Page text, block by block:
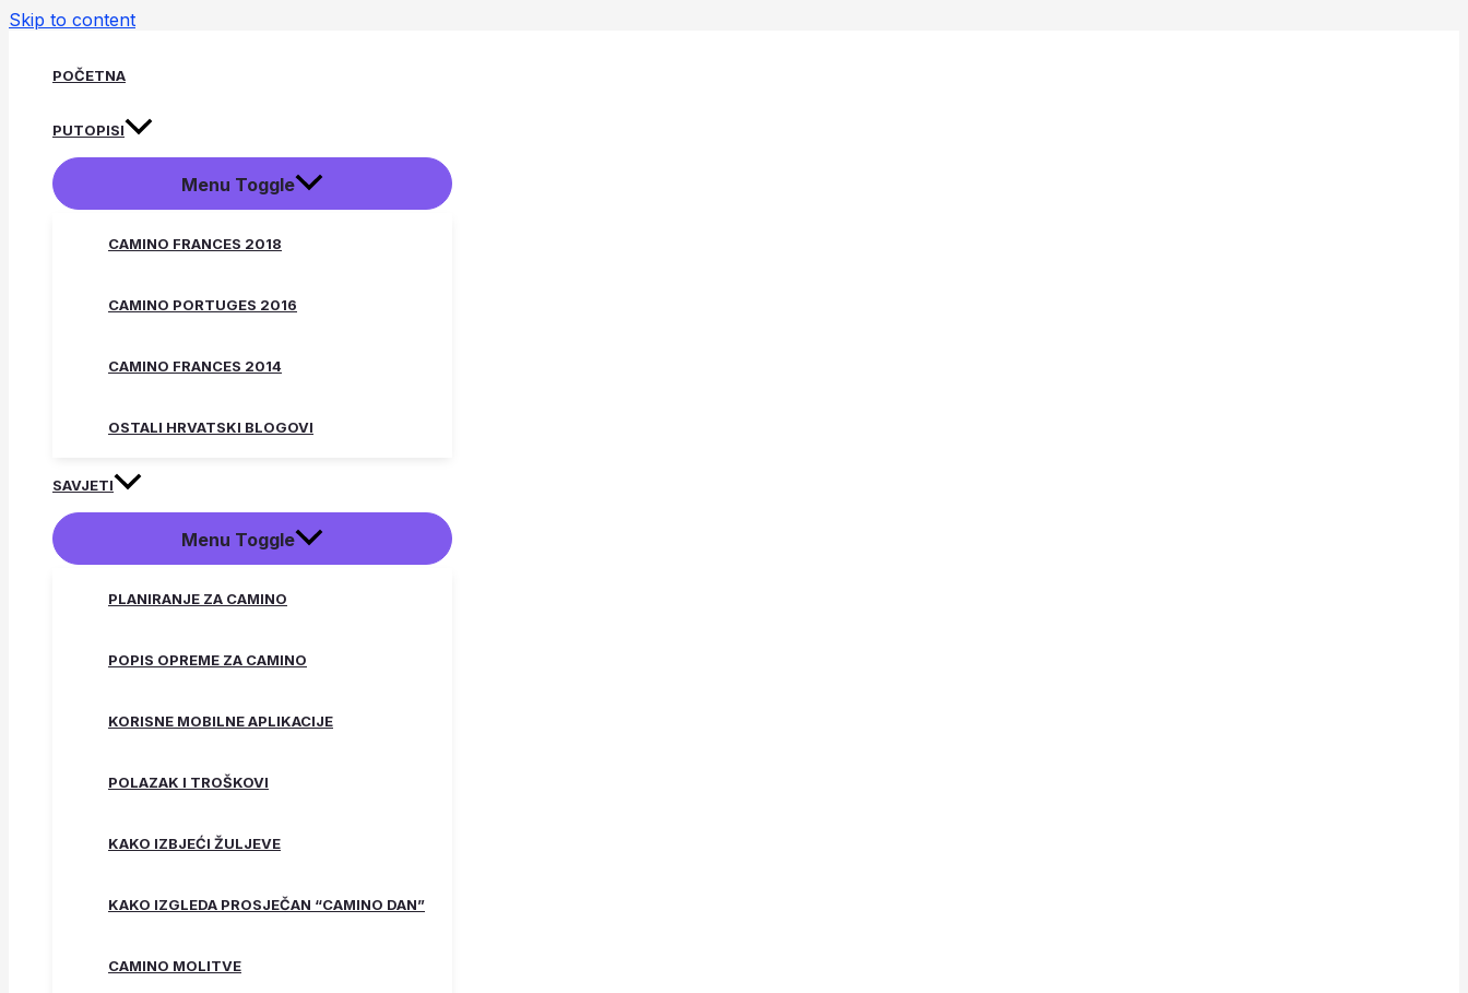
Skip to content
POČETNA
PUTOPISI
Menu Toggle
CAMINO FRANCES 2018
CAMINO PORTUGES 2016
CAMINO FRANCES 2014
OSTALI HRVATSKI BLOGOVI
SAVJETI
Menu Toggle
PLANIRANJE ZA CAMINO
POPIS OPREME ZA CAMINO
KORISNE MOBILNE APLIKACIJE
POLAZAK I TROŠKOVI
KAKO IZBJEĆI ŽULJEVE
KAKO IZGLEDA PROSJEČAN “CAMINO DAN”
CAMINO MOLITVE